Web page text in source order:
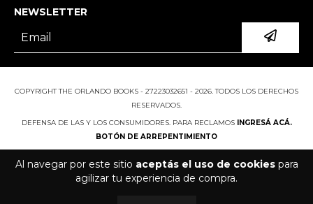
Al navegar por este sitio aceptás el uso de cookiespara
agilizar tu experiencia de compra.
NEWSLETTER
COPYRIGHT THE ORLANDO BOOKS - 27223032651 - 2026. TODOS LOS DERECHOS
RESERVADOS.
DEFENSA DE LAS Y LOS CONSUMIDORES. PARA RECLAMOS INGRESÁ ACÁ.
BOTÓN DE ARREPENTIMIENTO